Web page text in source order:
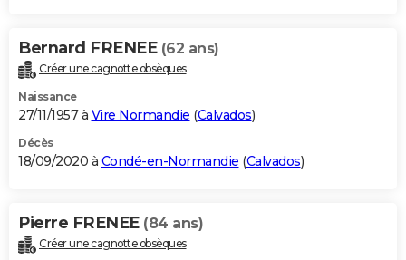
Bernard FRENEE (62 ans)
Créer une cagnotte obsèques
Naissance
27/11/1957 à Vire Normandie (Calvados)
Décès
18/09/2020 à Condé-en-Normandie (Calvados)
Pierre FRENEE (84 ans)
Créer une cagnotte obsèques